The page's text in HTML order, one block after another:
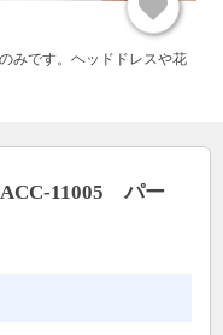
みです。ヘッドドレスや花
11005 パー